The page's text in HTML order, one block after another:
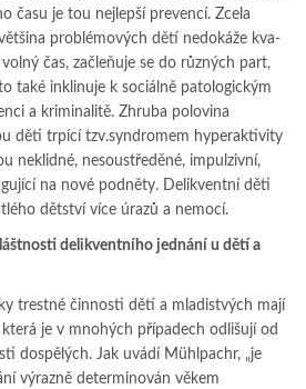
času je tou nej­lepší prevencí. Zcela
problémových dětí nedokáže kva­
čas, začleňuje se do růz­ných part,
také in­kli­nuje k sociálně patologickým
a kriminalitě. Zhruba po­lo­vi­na
děti trpící tzv.syndromem hyper­akti­vity
ne­klid­né, nesoustředěné, impulzivní,
na no­vé podněty. De­lik­vent­ní děti
dětství více úrazů a nemocí.
delikventního jednání u dětí a
trestné činnosti dětí a mladistvých mají
kte­rá je v mno­hých případech odlišují od
dospělých. Jak uvádí Mühl­­pa­chr, „je
výrazně determinován věkem